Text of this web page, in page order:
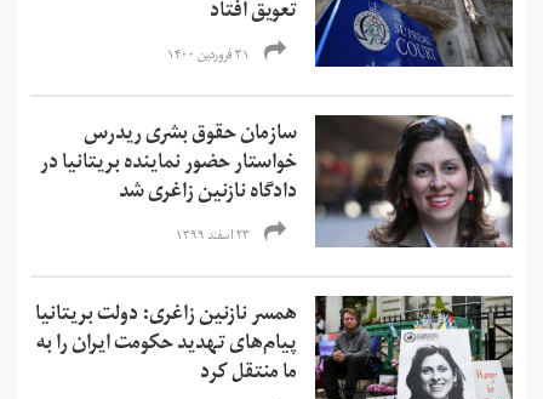
تعویق افتاد
۳۱ فروردین ۱۴۰۰
سازمان حقوق بشری ریدرس
خواستار حضور نماینده بریتانیا در
دادگاه نازنین زاغری شد
۲۳ اسفند ۱۳۹۹
همسر نازنین زاغری: دولت بریتانیا
پیام‌های تهدید حکومت ایران را به
ما منتقل کرد